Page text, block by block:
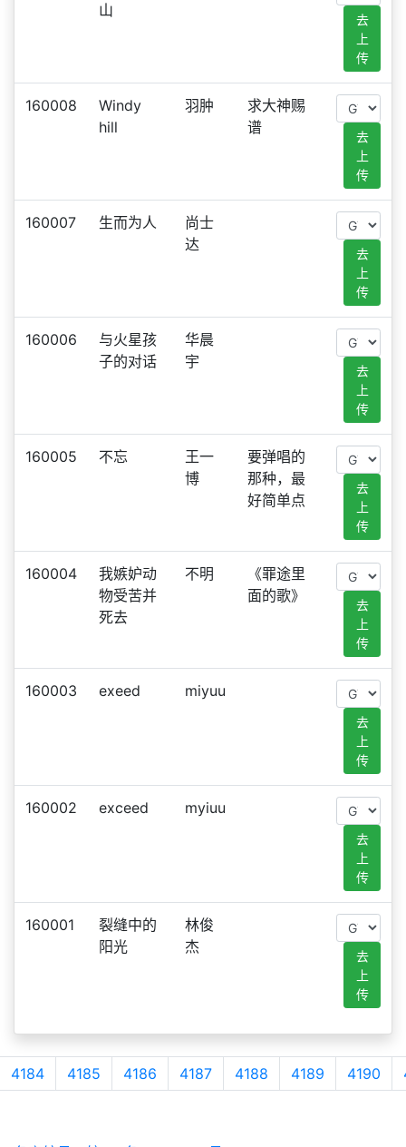
山
去
上
传
160008
Windy
hill
羽肿
求大神赐
谱
去
上
传
160007 生而为人
尚士
达
去
上
传
160006
与火星孩
子的对话
华晨
宇
去
上
传
160005 不忘
王一
博
要弹唱的
那种，最
好简单点
去
上
传
160004
我嫉妒动
物受苦并
死去
不明
《罪途里
面的歌》
去
上
传
160003 exeed miyuu
去
上
传
160002 exceed myiuu
去
上
传
160001
裂缝中的
阳光
林俊
杰
去
上
传
4184 4185 4186 4187 4188 4189 4190